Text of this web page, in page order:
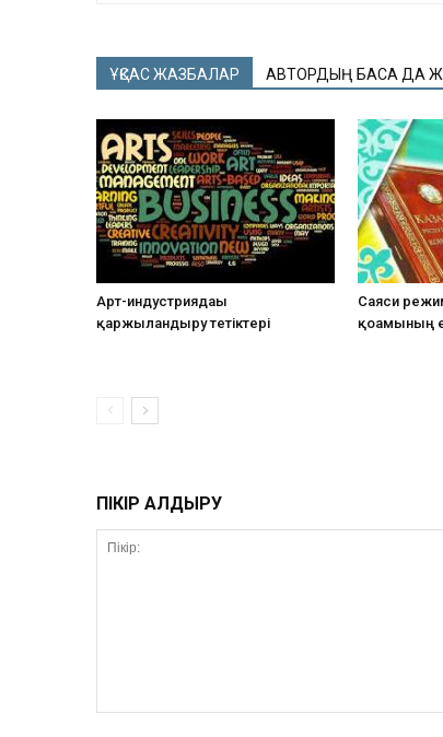
ҰҚСАС ЖАЗБАЛАР АВТОРДЫҢ БАСҚА ДА
Арт-индустриядағы
қаржыландыру тетіктері
Саяси
қоғамының
ПІКІР ҚАЛДЫРУ